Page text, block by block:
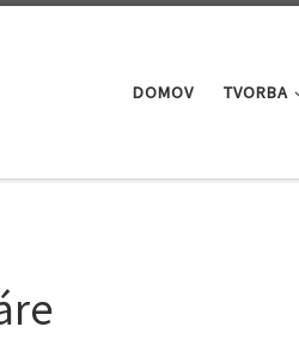
DOMOV TVORBA